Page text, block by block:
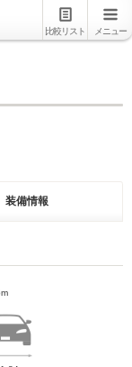
比較リスト メニュー
装備情報